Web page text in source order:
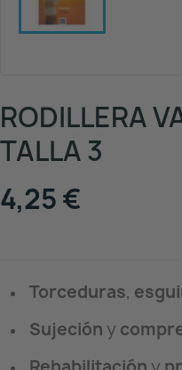
RODILLERA
TALLA 3
4,25 €
Torceduras,
Sujeción y